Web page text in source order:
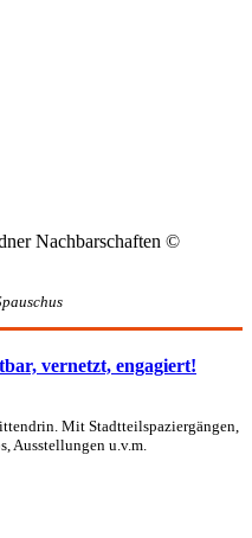
vernetzt, engagiert!
Mit Stadtteilspaziergängen,
Ausstellungen u.v.m.